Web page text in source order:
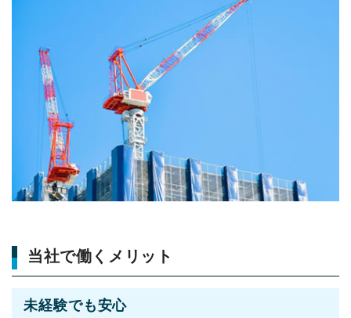
当社で働くメリット
未経験でも安心